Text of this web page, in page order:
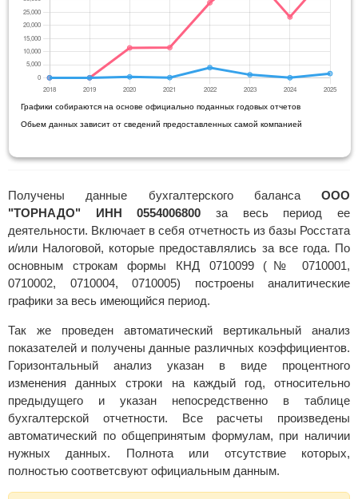
Графики собираются на основе официально поданных годовых отчетов
Обьем данных зависит от сведений предоставленных самой компанией
Получены данные бухгалтерского баланса ООО
"ТОРНАДО" ИНН 0554006800 за весь период ее
деятельности. Включает в себя отчетность из базы Росстата
и/или Налоговой, которые предоставлялись за все года. По
основным строкам формы КНД 0710099 (№ 0710001,
0710002, 0710004, 0710005) построены аналитические
графики за весь имеющийся период.
Так же проведен автоматический вертикальный анализ
показателей и получены данные различных коэффициентов.
Горизонтальный анализ указан в виде процентного
изменения данных строки на каждый год, относительно
предыдущего и указан непосредственно в таблице
бухгалтерской отчетности. Все расчеты произведены
автоматический по общепринятым формулам, при наличии
нужных данных. Полнота или отсутствие которых,
полностью соответсвуют официальным данным.